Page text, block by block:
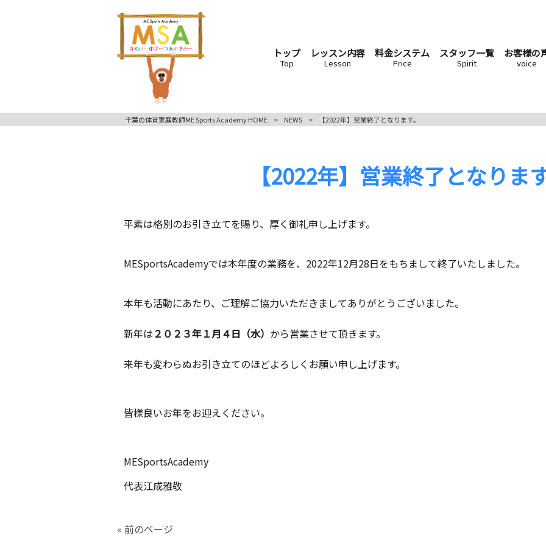
トップ
Top
レッスン内容
Lesson
料金システム
Price
スタッフ一覧
Spirit
お客様の
voice
千葉の体育家庭教師ME Sports Academy HOME > NEWS > 【2022年】営業終了となります。
【2022年】営業終了となります
平素は格別のお引き立てを賜り、厚く御礼申し上げます。
MESportsAcademyでは本年度の業務を、2022年12月28日をもちまして終了いたしました。
本年も活動にあたり、ご理解ご協力いただきましてありがとうございました。
新年は２０２３年１月４日（水） から営業させて頂きます。
来年も変わらぬお引き立てのほどよろしくお願い申し上げます。
皆様良いお年をお迎えください。
MESportsAcademy
代表江成雅敬
« 前のページ